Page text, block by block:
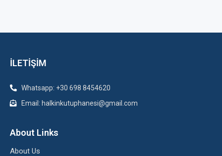
İLETİŞİM
Whatsapp: +30 698 8454620
Email: halkinkutuphanesi@gmail.com
About Links
About Us